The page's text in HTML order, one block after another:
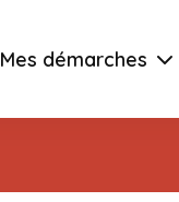
Mes démarches